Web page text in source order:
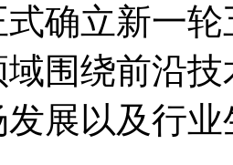
确立新一
围绕前沿
发展以及行